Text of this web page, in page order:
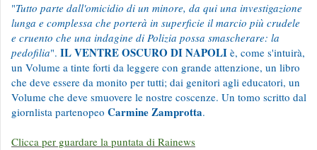
"Tutto parte dall'omicidio di un minore, da qui una investigazione
lunga e complessa che porterà in superficie il marcio più crudele
e cruento che una indagine di Polizia possa smascherare: la
pedofilia". IL VENTRE OSCURO DI NAPOLI è, come s'intuirà,
un Volume a tinte forti da leggere con grande attenzione, un libro
che deve essere da monito per tutti; dai genitori agli educatori, un
Volume che deve smuovere le nostre coscenze. Un tomo scritto dal
giornlista partenopeo Carmine Zamprotta.
Clicca per guardare la puntata di Rainews